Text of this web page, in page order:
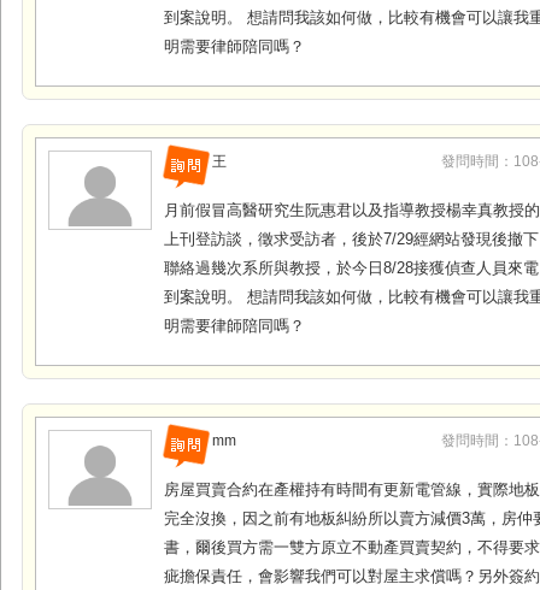
到案說明。 想請問我該如何做，比較有機會可以讓我
明需要律師陪同嗎？
王 發問時間：
月前假冒高醫研究生阮惠君以及指導教授楊幸真教授
上刊登訪談，徵求受訪者，後於7/29經網站發現後撤
聯絡過幾次系所與教授，於今日8/28接獲偵查人員來
到案說明。 想請問我該如何做，比較有機會可以讓我
明需要律師陪同嗎？
mm 發問時間：
房屋買賣合約在產權持有時間有更新電管線，實際地
完全沒換，因之前有地板糾紛所以賣方減價3萬，房仲
書，爾後買方需一雙方原立不動產買賣契約，不得要
疵擔保責任，會影響我們可以對屋主求償嗎？另外簽